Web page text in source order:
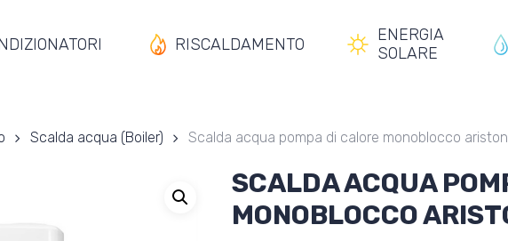
RISCALDAMENTO
ENERGIA
SOLARE
Scalda acqua (Boiler) Scalda acqua pompa di calore monoblocco
SCALDA ACQUA
MONOBLOCCO